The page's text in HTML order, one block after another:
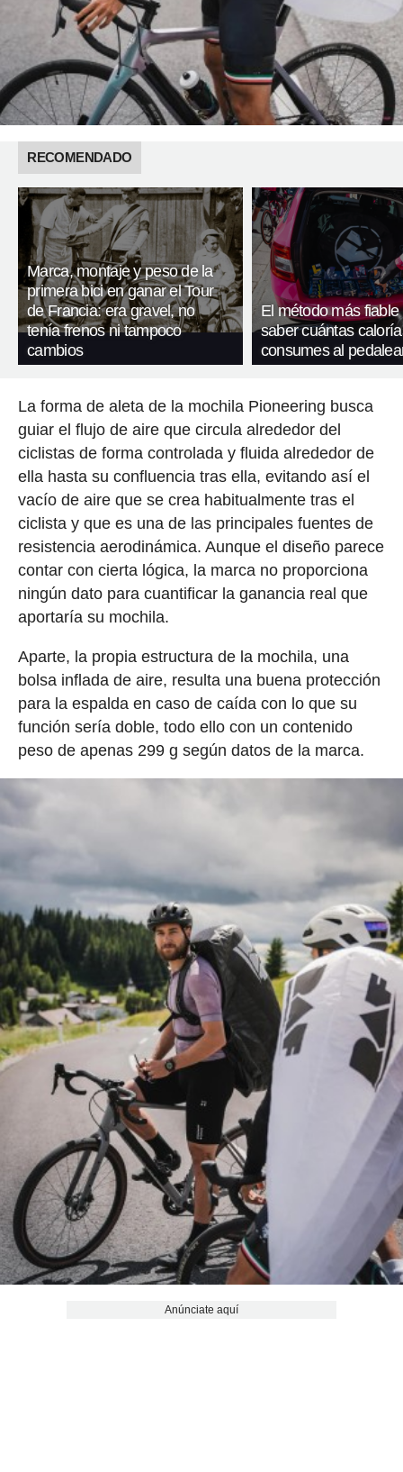
RECOMENDADO
Marca, montaje y peso de la
primera bici en ganar el Tour
de Francia: era gravel, no
tenía frenos ni tampoco
cambios
El método más fiable
saber cuántas
consumes al
La forma de aleta de la mochila Pioneering busca
guiar el flujo de aire que circula alrededor del
ciclistas de forma controlada y fluida alrededor de
ella hasta su confluencia tras ella, evitando así el
vacío de aire que se crea habitualmente tras el
ciclista y que es una de las principales fuentes de
resistencia aerodinámica. Aunque el diseño parece
contar con cierta lógica, la marca no proporciona
ningún dato para cuantificar la ganancia real que
aportaría su mochila.
Aparte, la propia estructura de la mochila, una
bolsa inflada de aire, resulta una buena protección
para la espalda en caso de caída con lo que su
función sería doble, todo ello con un contenido
peso de apenas 299 g según datos de la marca.
Anúnciate aquí